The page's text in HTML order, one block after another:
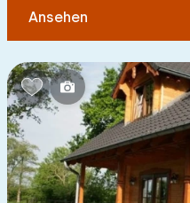
Schlafzimmern:
2 3
Badezimmer:
Ansehen